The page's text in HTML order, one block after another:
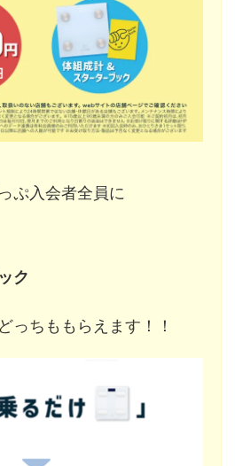
ぷ入会者全員に
ク
っちももらえます！！